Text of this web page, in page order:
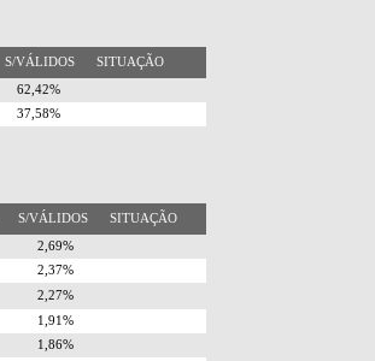
S/VÁLIDOS SITUAÇÃO
62,42%
37,58%
S/VÁLIDOS SITUAÇÃO
2,69%
2,37%
2,27%
1,91%
1,86%